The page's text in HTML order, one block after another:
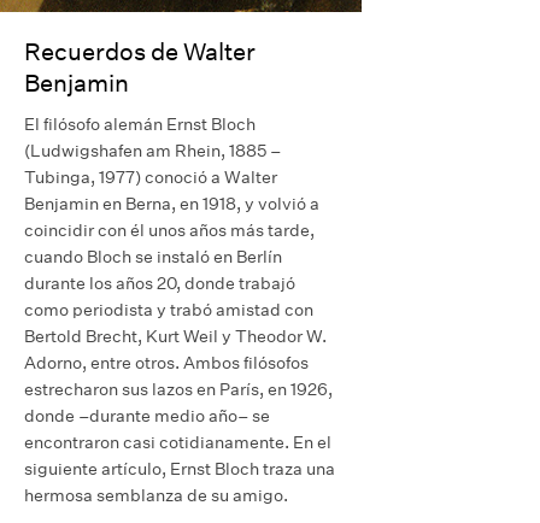
Recuerdos de Walter
Benjamin
El filósofo alemán Ernst Bloch
(Ludwigshafen am Rhein, 1885 –
Tubinga, 1977) conoció a Walter
Benjamin en Berna, en 1918, y volvió a
coincidir con él unos años más tarde,
cuando Bloch se instaló en Berlín
durante los años 20, donde trabajó
como periodista y trabó amistad con
Bertold Brecht, Kurt Weil y Theodor W.
Adorno, entre otros. Ambos filósofos
estrecharon sus lazos en París, en 1926,
donde –durante medio año– se
encontraron casi cotidianamente. En el
siguiente artículo, Ernst Bloch traza una
hermosa semblanza de su amigo.